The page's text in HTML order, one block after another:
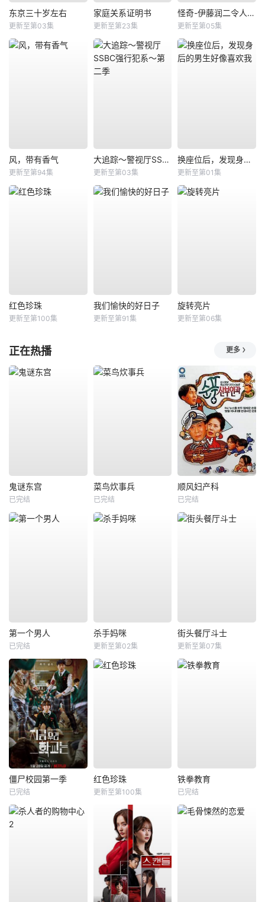
东京三十岁左右
更新至第03集
家庭关系证明书
更新至第23集
怪奇-伊藤润二令人彻夜难眠的奇异故事－
更新至第05集
风，带有香气
更新至第94集
大追踪〜警视厅SSBC强行犯系〜第二季
更新至第03集
换座位后，发现身后的男生好像喜欢我
更新至第01集
红色珍珠
更新至第100集
我们愉快的好日子
更新至第91集
旋转亮片
更新至第06集
正在热播 更多
鬼谜东宫
已完结
菜鸟炊事兵
已完结
顺风妇产科
已完结
第一个男人
已完结
杀手妈咪
更新至第02集
街头餐厅斗士
更新至第07集
僵尸校园第一季
已完结
红色珍珠
更新至第100集
铁拳教育
已完结